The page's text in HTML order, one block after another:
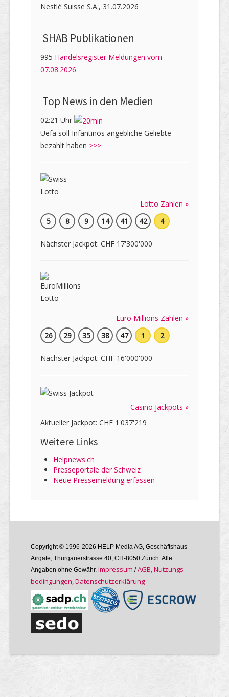
Nestlé Suisse S.A., 31.07.2026
SHAB Publi­kati­onen
995 Handelsregister Meldungen vom
07.08.2026
Top News in den Medien
02:21 Uhr
Uefa soll Infantinos angebliche Geliebte
bezahlt haben >>>
Lotto Zahlen »
5
8 9 14 41 42 4
Nächster Jackpot: CHF 17'300'000
Euro Millions Zahlen »
26
29 35 38 47 1 2
Nächster Jackpot: CHF 16'000'000
Casino Jackpots »
Aktueller Jackpot: CHF 1'037'219
Weitere Links
Helpnews.ch
Presseportale der Schweiz
Neue Pressemeldung erfassen
Copyright © 1996-2026 HELP Media AG, Geschäftshaus
Airgate, Thurgauer­strasse 40, CH-8050 Zürich. Alle
Angaben ohne Gewähr. Im­pres­sum /AGB, Nutzungs­
bedin­gungen, Daten­schutz­er­klärung